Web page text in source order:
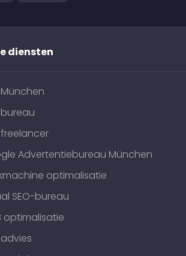
diensten
München
bureau
freelancer
Advertentiebureau München
optimalisatie
SEO-bureau
optimalisatie
advies